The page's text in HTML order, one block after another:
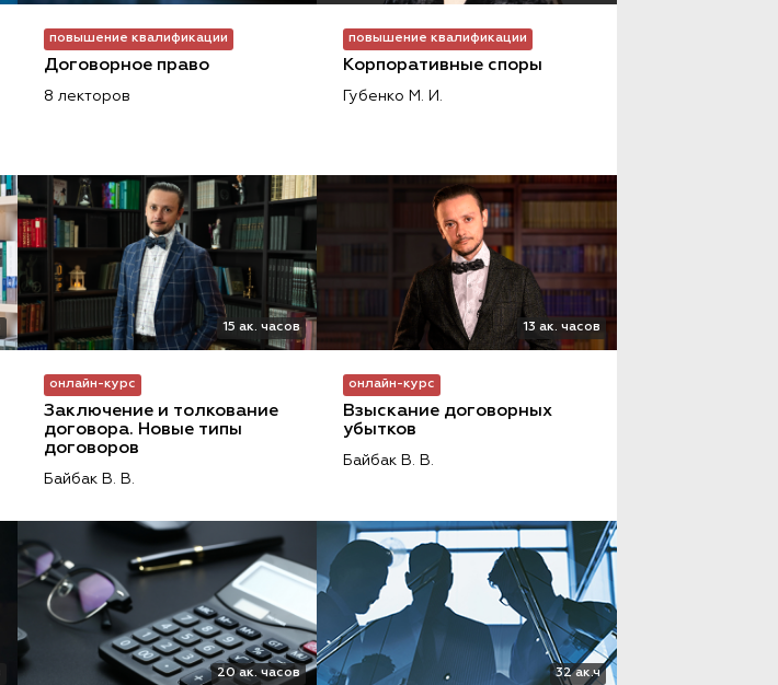
повышение квалификации
Договорное право
8 лекторов
повышение квалификации
Корпоративные споры
Губенко М. И.
15 ак. часов
онлайн-курс
Заключение и толкование
договора. Новые типы
договоров
Байбак В. В.
13 ак. часов
онлайн-курс
Взыскание договорных
убытков
Байбак В. В.
20 ак. часов 32 ак.ч